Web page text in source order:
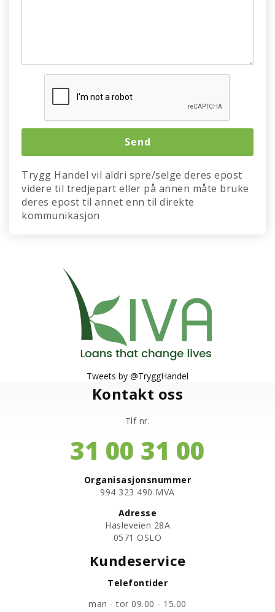
Trygg Handel vil aldri spre/selge deres epost
videre til tredjepart eller på annen måte bruke
deres epost til annet enn til direkte
kommunikasjon
Tweets by @TryggHandel
Kontakt oss
Tlf nr.
31 00 31 00
Organisasjonsnummer
​994 323 490 MVA
Adresse
Hasleveien 28A
0571 OSLO
Kundeservice
Telefontider
man - tor 09.00 - 15.00